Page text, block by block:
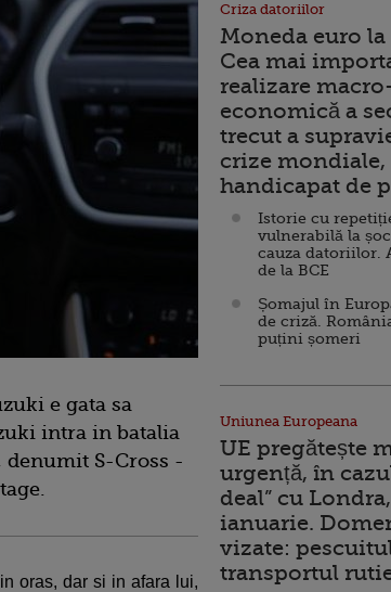
e gata sa
intra in batalia
denumit S-Cross -
oras, dar si in afara lui,
Criza datoriilor
Moneda euro la
Cea mai
realizare
economică a
trecut a
crize mondiale,
handicapat de
Istorie cu
vulnerabilă la
cauza datoriilor.
de la BCE
Șomajul în
de criză.
puțini șomeri
Uniunea Europeana
UE pregătește
urgență, în
deal” cu
ianuarie.
vizate:
transportul